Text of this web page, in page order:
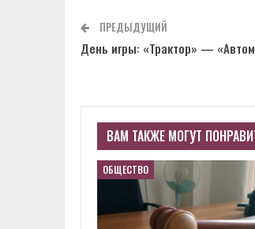
ПРЕДЫДУЩИЙ
День игры: «Трактор» —
ВАМ ТАКЖЕ МОГУТ
ОБЩЕСТВО